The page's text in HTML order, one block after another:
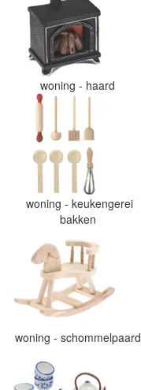
woning - haard
woning - keukengerei
bakken
woning - schommelpaard